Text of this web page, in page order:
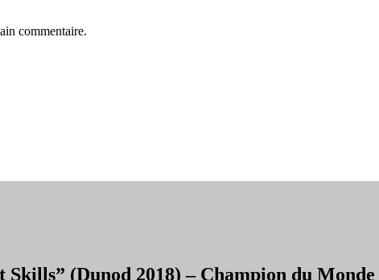
commentaire.
(Dunod 2018) – Champion du